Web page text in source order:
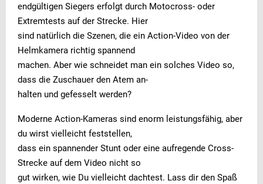
endgültigen Siegers erfolgt durch Motocross- oder
Extremtests auf der Strecke. Hier
sind natürlich die Szenen, die ein Action-Video von der
Helmkamera richtig spannend
machen. Aber wie schneidet man ein solches Video so,
dass die Zuschauer den Atem an-
halten und gefesselt werden?
Moderne Action-Kameras sind enorm leistungsfähig, aber
du wirst vielleicht feststellen,
dass ein spannender Stunt oder eine aufregende Cross-
Strecke auf dem Video nicht so
gut wirken, wie Du vielleicht dachtest. Lass dir den Spaß